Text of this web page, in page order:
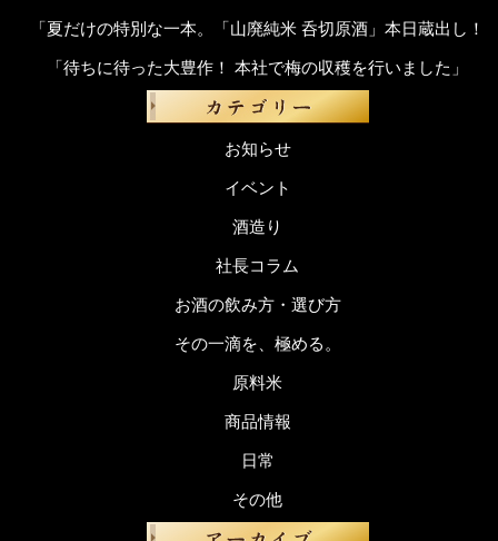
「夏だけの特別な一本。「山廃純米 呑切原酒」本日蔵出し！
「待ちに待った大豊作！ 本社で梅の収穫を行いました」
お知らせ
イベント
酒造り
社長コラム
お酒の飲み方・選び方
その一滴を、極める。
原料米
商品情報
日常
その他